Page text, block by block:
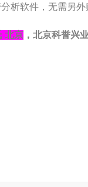
析软件，无需另外
北京 ，北京科誉兴